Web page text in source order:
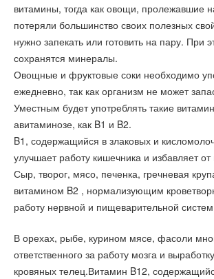
витамины, тогда как овощи, пролежавшие
потеряли большинство своих полезных
нужно запекать или готовить на пару. При
сохранятся минералы.
Овощные и фруктовые соки необходимо
ежедневно, так как организм не может
Уместным будет употреблять такие
авитаминозе, как B1 и B2.
B1, содержащийся в злаковых и
улучшает работу кишечника и избавляет
Сыр, творог, мясо, печенка, гречневая
витамином B2 , нормализующим
работу нервной и пищеварительной
В орехах, рыбе, курином мясе, фасоли
ответственного за работу мозга и
кровяных телец.Витамин B12,